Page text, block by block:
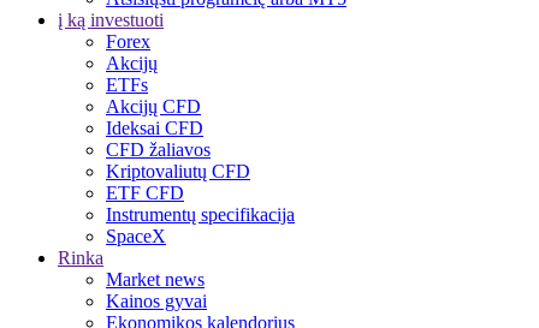
į ką investuoti
Forex
Akcijų
ETFs
Akcijų CFD
Ideksai CFD
CFD žaliavos
Kriptovaliutų CFD
ETF CFD
Instrumentų specifikacija
SpaceX
Rinka
Market news
Kainos gyvai
Ekonomikos kalendorius